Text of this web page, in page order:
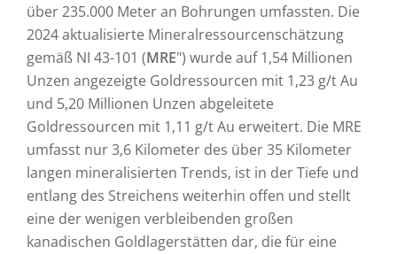
über 235.000 Meter an Bohrungen umfassten. Die
2024 aktualisierte Mineralressourcenschätzung
gemäß NI 43-101 (MRE") wurde auf 1,54 Millionen
Unzen angezeigte Goldressourcen mit 1,23 g/t Au
und 5,20 Millionen Unzen abgeleitete
Goldressourcen mit 1,11 g/t Au erweitert. Die MRE
umfasst nur 3,6 Kilometer des über 35 Kilometer
langen mineralisierten Trends, ist in der Tiefe und
entlang des Streichens weiterhin offen und stellt
eine der wenigen verbleibenden großen
kanadischen Goldlagerstätten dar, die für eine